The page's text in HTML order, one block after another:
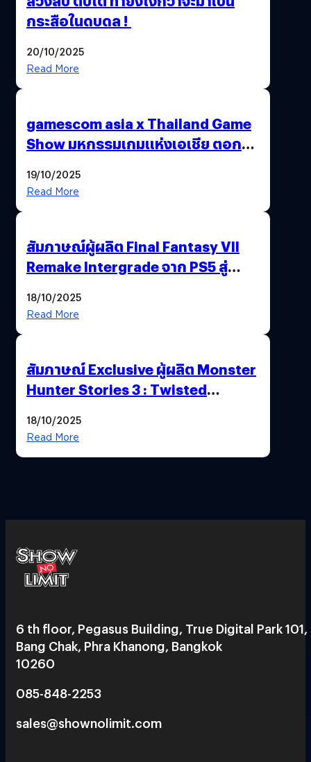
กระสือในดบดล !
20/10/2025
Read More
gamescom asia x Thailand Game
Show มหกรรมเกมแห่งเอเชีย ตอกย้ำ
พาณิชย์ร่วมชูความสำเร็จ
19/10/2025
Read More
สัมภาษณ์ผู้ผลิต Final Fantasy VII
Remake Intergrade จาก PS5 สู่
18/10/2025
Read More
สัมภาษณ์ Exclusive ผู้ผลิต Monster
Hunter Stories 3 : Twisted
สวยฉ่ำ !
18/10/2025
Read More
6 th floor, Pegasus Building, True Digital Park 101,
Bang Chak, Phra Khanong, Bangkok
10260
085-848-2253
sales@shownolimit.com